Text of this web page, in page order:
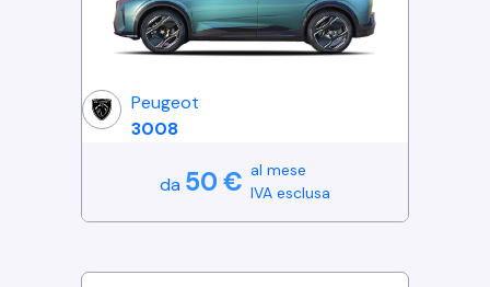
Peugeot
3008
da 50€ al mese
IVA esclusa